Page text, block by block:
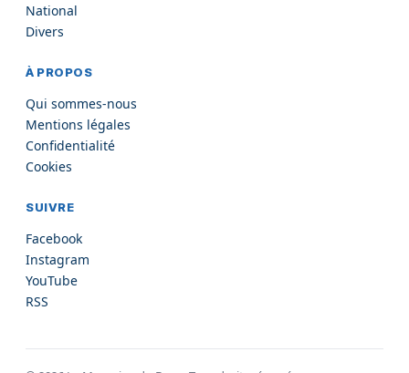
National
Divers
À PROPOS
Qui sommes-nous
Mentions légales
Confidentialité
Cookies
SUIVRE
Facebook
Instagram
YouTube
RSS